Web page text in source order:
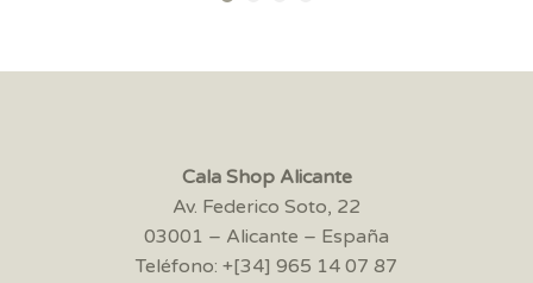
Cala Shop Alicante
Av. Federico Soto, 22
03001 – Alicante – España
Teléfono: +[34] 965 14 07 87